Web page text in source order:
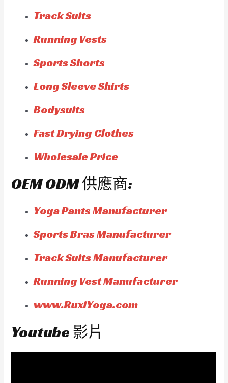
Track Suits
Running Vests
Sports Shorts
Long Sleeve Shirts
Bodysuits
Fast Drying Clothes
Wholesale Price
OEM ODM 供應商:
Yoga Pants Manufacturer
Sports Bras Manufacturer
Track Suits Manufacturer
Running Vest Manufacturer
www.RuxiYoga.com
Youtube 影片